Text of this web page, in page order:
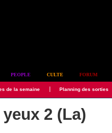
PEOPLE CULTE FORUM
de la semaine Planning des sorties
2 (La)